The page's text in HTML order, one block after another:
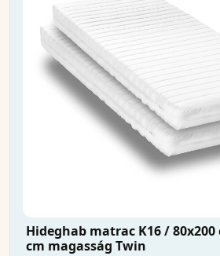
Hideghab matrac K16 / 80x200
cm magasság Twin